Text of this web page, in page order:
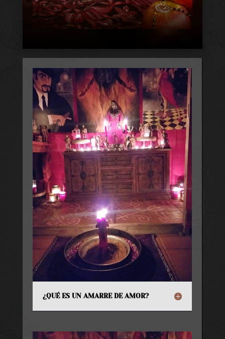
¿QUÉ ES UN AMARRE DE AMOR?